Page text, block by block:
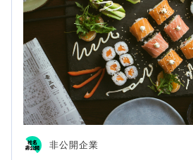
非公開企業